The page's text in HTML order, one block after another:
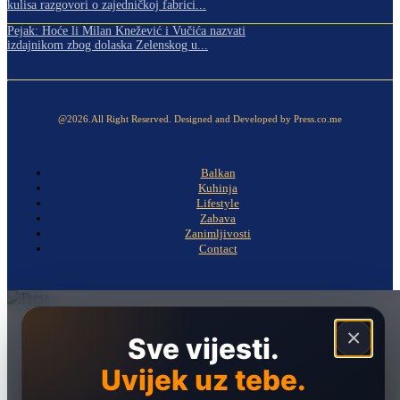
kulisa razgovori o zajedničkoj fabrici...
Pejak: Hoće li Milan Knežević i Vučića nazvati
izdajnikom zbog dolaska Zelenskog u...
@2026.All Right Reserved. Designed and Developed by Press.co.me
Balkan
Kuhinja
Lifestyle
Zabava
Zanimljivosti
Contact
×
Sve vijesti.
Uvijek uz tebe.